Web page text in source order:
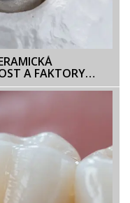
A FAKTORY